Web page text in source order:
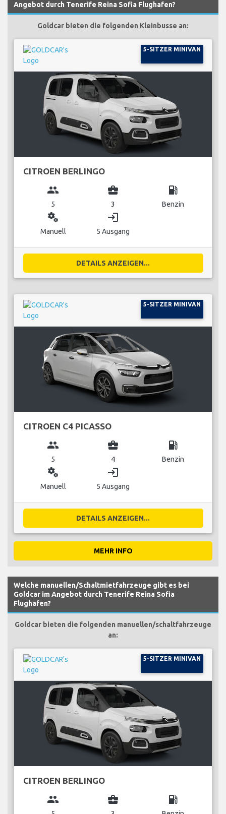
Angebot durch Tenerife Reina Sofia Flughafen?
Goldcar bieten die folgenden Kleinbusse an:
5-SITZER MINIVAN
CITROEN BERLINGO
group
5
business_center
3
local_gas_station
Benzin
miscellaneous_services
Manuell
login
5 Ausgang
DETAILS ANZEIGEN...
5-SITZER MINIVAN
CITROEN C4 PICASSO
group
5
business_center
4
local_gas_station
Benzin
miscellaneous_services
Manuell
login
5 Ausgang
DETAILS ANZEIGEN...
MEHR INFO
Welche manuellen/Schaltmietfahrzeuge gibt es bei
Goldcar im Angebot durch Tenerife Reina Sofia
Flughafen?
Goldcar bieten die folgenden manuellen/schaltfahrzeuge
an:
5-SITZER MINIVAN
CITROEN BERLINGO
group business_center local_gas_station